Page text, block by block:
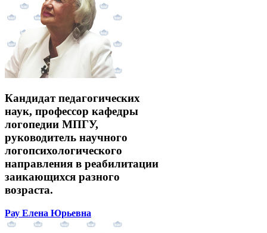
Кандидат педагогических
наук, профессор кафедры
логопедии МПГУ,
руководитель научного
логопсихологического
направления в реабилитации
заикающихся разного
возраста.
Рау Елена Юрьевна